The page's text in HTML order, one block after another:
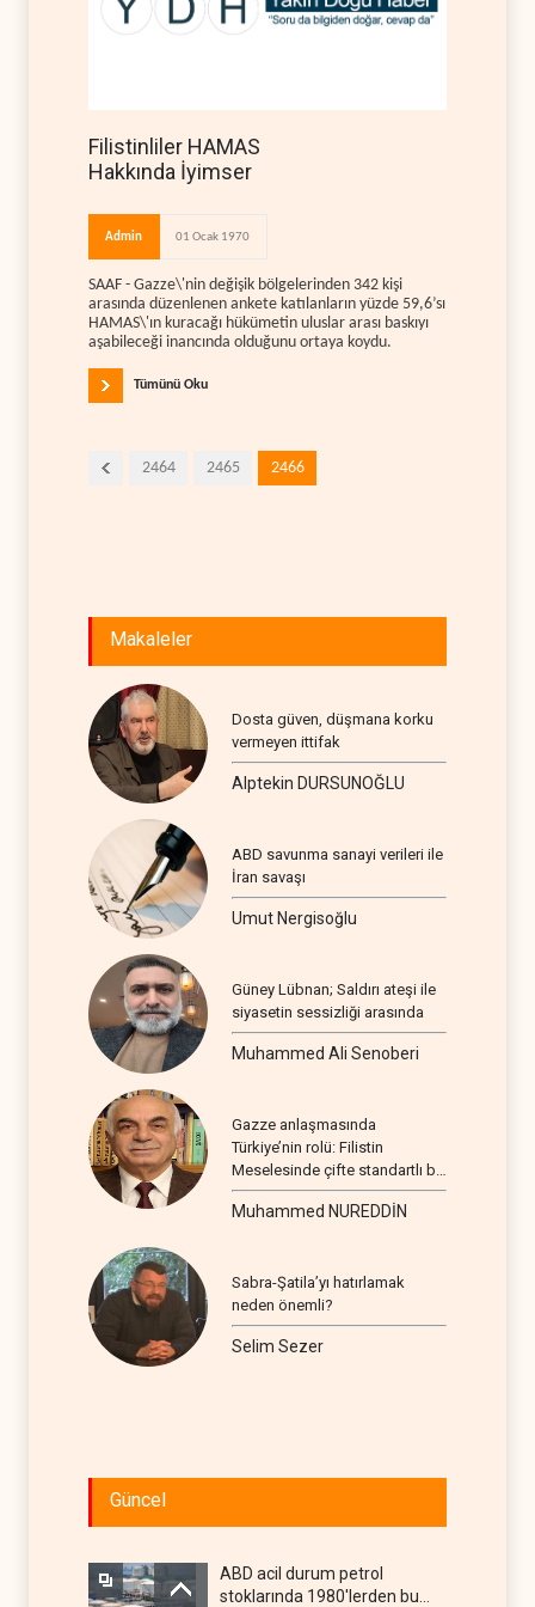
Filistinliler HAMAS
Hakkında İyimser
Admin 01 Ocak 1970
SAAF - Gazze\'nin değişik bölgelerinden 342 kişi
arasında düzenlenen ankete katılanların yüzde 59,6’sı
HAMAS\'ın kuracağı hükümetin uluslar arası baskıyı
aşabileceği inancında olduğunu ortaya koydu.
Tümünü Oku
2464 2465 2466
Makaleler
Dosta güven, düşmana korku
vermeyen ittifak
Alptekin DURSUNOĞLU
ABD savunma sanayi verileri ile
İran savaşı
Umut Nergisoğlu
Güney Lübnan; Saldırı ateşi ile
siyasetin sessizliği arasında
Muhammed Ali Senoberi
Gazze anlaşmasında
Türkiye’nin rolü: Filistin
Meselesinde çifte standartlı bir
seyir
Muhammed NUREDDİN
Sabra-Şatila’yı hatırlamak
neden önemli?
Selim Sezer
Güncel
ABD acil durum petrol
stoklarında 1980'lerden bu